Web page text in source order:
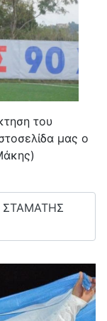
του
μας ο
ΣΤΑΜΑΤΗΣ